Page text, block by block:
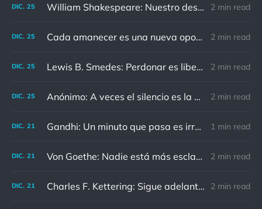
DIC. 25 William Shakespeare: Nuestro destino está en las estrellas, así que levantemos nuestros ojos al cielo 2 min read
DIC. 25 Cada amanecer es una nueva oportunidad 2 min read
DIC. 25 Lewis B. Smedes: Perdonar es liberar a un prisionero y descubrir que el prisionero eras tú 2 min read
DIC. 25 Anónimo: A veces el silencio es la mejor respuesta 2 min read
DIC. 21 Gandhi: Un minuto que pasa es irrecuperable. Conociendo esto, ¿cómo podemos malgastar tantas horas? 1 min read
DIC. 21 Von Goethe: Nadie está más esclavizado que aquellos que falsamente creen que son libres. 2 min read
DIC. 21 Charles F. Kettering: Sigue adelante, y es probable que tropieces con algo, tal vez cuando menos lo esperes. Nunca he escuchado hablar de alguien algu 2 min read